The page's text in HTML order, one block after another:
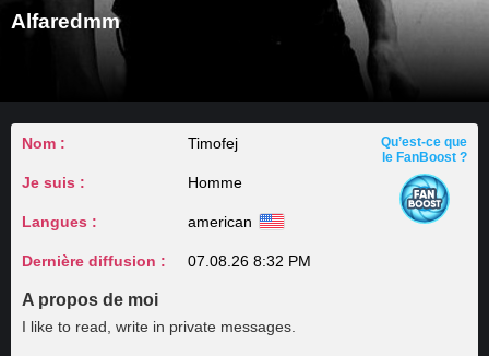
Alfaredmm
Nom : Timofej
Je suis : Homme
Langues : american
Dernière diffusion : 07.08.26 8:32 PM
Qu’est-ce que
le FanBoost ?
A propos de moi
I like to read, write in private messages.